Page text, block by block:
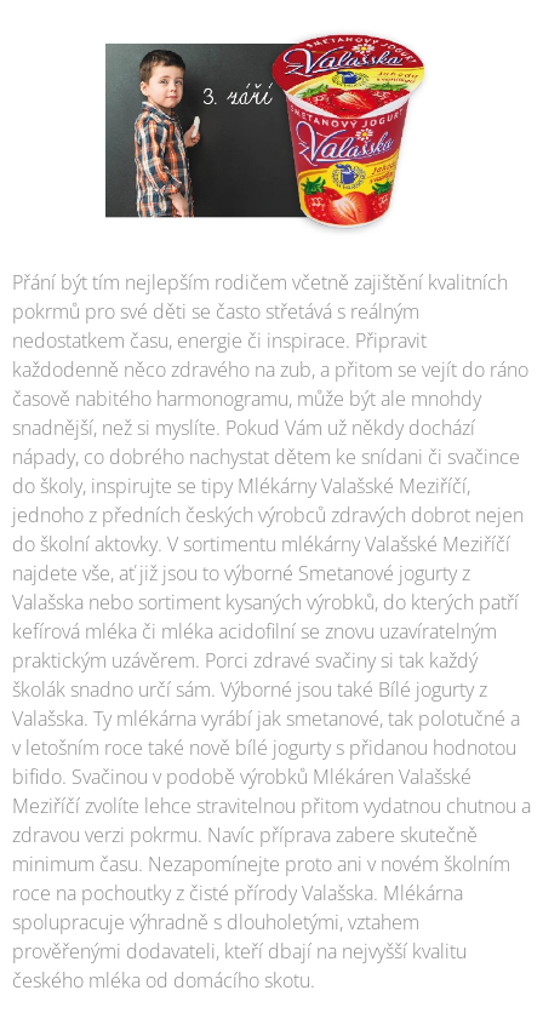
Přání být tím nejlepším rodičem včetně zajištění kvalitních
pokrmů pro své děti se často střetává s reálným
nedostatkem času, energie či inspirace. Připravit
každodenně něco zdravého na zub, a přitom se vejít do ráno
časově nabitého harmonogramu, může být ale mnohdy
snadnější, než si myslíte. Pokud Vám už někdy dochází
nápady, co dobrého nachystat dětem ke snídani či svačince
do školy, inspirujte se tipy Mlékárny Valašské Meziříčí,
jednoho z předních českých výrobců zdravých dobrot nejen
do školní aktovky. V sortimentu mlékárny Valašské Meziříčí
najdete vše, ať již jsou to výborné Smetanové jogurty z
Valašska nebo sortiment kysaných výrobků, do kterých patří
kefírová mléka či mléka acidofilní se znovu uzavíratelným
praktickým uzávěrem. Porci zdravé svačiny si tak každý
školák snadno určí sám. Výborné jsou také Bílé jogurty z
Valašska. Ty mlékárna vyrábí jak smetanové, tak polotučné a
v letošním roce také nově bílé jogurty s přidanou hodnotou
bifido. Svačinou v podobě výrobků Mlékáren Valašské
Meziříčí zvolíte lehce stravitelnou přitom vydatnou chutnou a
zdravou verzi pokrmu. Navíc příprava zabere skutečně
minimum času. Nezapomínejte proto ani v novém školním
roce na pochoutky z čisté přírody Valašska. Mlékárna
spolupracuje výhradně s dlouholetými, vztahem
prověřenými dodavateli, kteří dbají na nejvyšší kvalitu
českého mléka od domácího skotu.